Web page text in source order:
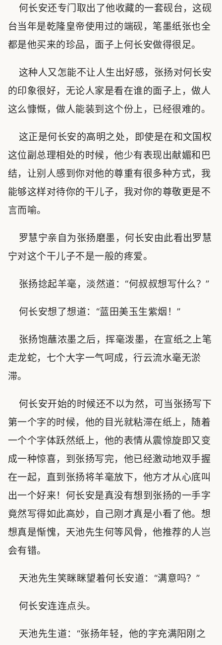
何长安还专门取出了他收藏的一套砚台，这砚
台当年是乾隆皇帝使用过的端砚，笔墨纸张也全
都是他买来的珍品，面子上何长安做得很足。
这种人又怎能不让人生出好感，张扬对何长安
的印象很好，无论人家是看在谁的面子上，做人
这么慷慨，做人能装到这个份上，已经很难的。
这正是何长安的高明之处，即使是在和文国权
这位副总理相处的时候，他少有表现出献媚和巴
结，让别人感到你对他的尊重有很多种方式，我
能够这样对待你的干儿子，我对你的尊敬更是不
言而喻。
罗慧宁亲自为张扬磨墨，何长安由此看出罗慧
宁对这个干儿子不是一般的疼爱。
张扬捻起羊毫，淡然道：“何叔叔想写什么？”
何长安想了想道：“蓝田美玉生紫烟！”
张扬饱蘸浓墨之后，挥毫泼墨，在宣纸之上笔
走龙蛇，七个大字一气呵成，行云流水毫无淤
滞。
何长安开始的时候还不以为然，可当张扬写下
第一个字的时候，他的目光就粘滞在纸上，随着
一个个字体跃然纸上，他的表情从震惊旋即又变
成一种惊喜，到张扬写完，他已经激动地双手握
在一起，直到张扬将羊毫放下，他方才从心底叫
出一个好来！何长安是真没有想到张扬的一手字
竟然写得如此高妙，自己刚才真是小看了他。想
想真是惭愧，天池先生何等风骨，他推荐的人岂
会有错。
天池先生笑眯眯望着何长安道：“满意吗？”
何长安连连点头。
天池先生道：“张扬年轻，他的字充满阳刚之